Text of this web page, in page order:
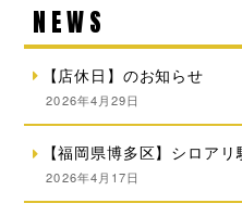
NEWS
【店休日】のお知らせ
2026年4月29日
【福岡県博多区】シロア
2026年4月17日